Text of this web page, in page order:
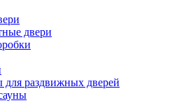
двери
раздвижных дверей